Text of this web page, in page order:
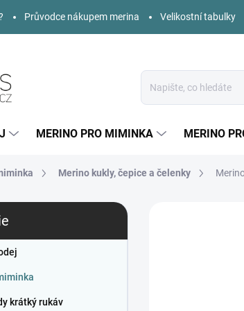
Průvodce nákupem merina Velikostní tabulky
MERINO PRO MIMINKA MERINO
Merino kukly, čepice a čelenky
krátký rukáv